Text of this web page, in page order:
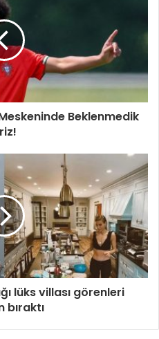
Beklenmedik
lüks villası görenleri
bıraktı